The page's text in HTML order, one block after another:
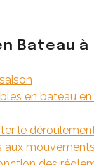
Bateau à
en bateau
le
mouvements